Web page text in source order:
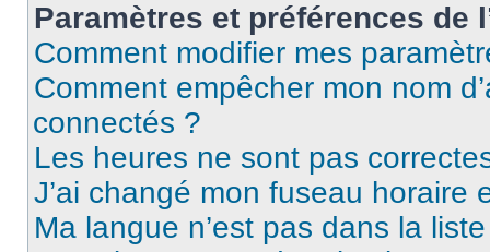
Paramètres et préférences de
Comment modifier mes
Comment empêcher mon nom
connectés ?
Les heures ne sont pas
J’ai changé mon fuseau horaire
Ma langue n’est pas dans la